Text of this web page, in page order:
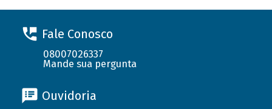
Fale Conosco
08007026337
Mande sua pergunta
Ouvidoria